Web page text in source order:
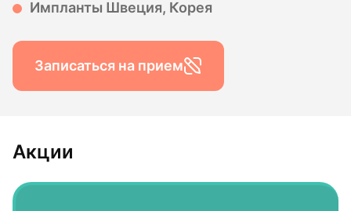
Импланты Швеция, Корея
Записаться на прием
Акции